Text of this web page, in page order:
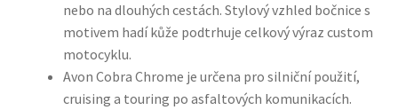
nebo na dlouhých cestách. Stylový vzhled bočnice s
motivem hadí kůže podtrhuje celkový výraz custom
motocyklu.
Avon Cobra Chrome je určena pro silniční použití,
cruising a touring po asfaltových komunikacích.